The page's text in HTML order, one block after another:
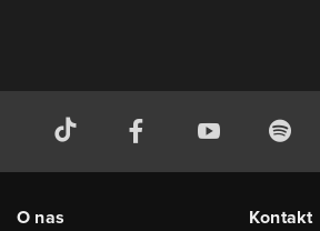
O nas Kontakt